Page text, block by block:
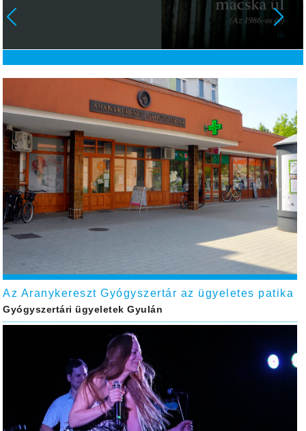
Az Aranykereszt Gyógyszertár az ügyeletes patika
Gyógyszertári ügyeletek Gyulán